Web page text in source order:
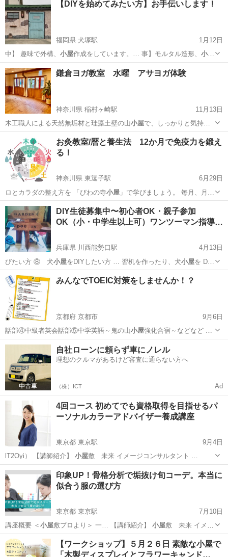
【DIYを始めてみたい方】お手伝いします！
福岡県 犬塚駅
1月12日
中】 趣味で外構、 小屋作成をしています。… 事】モルタル造形、 小屋
作成、外構全般、屋…
福岡 筑後市 犬塚駅 ものづくり DIY
鎌倉ヨガ教室 水曜 アサヨガ体験
神奈川県 稲村ヶ崎駅
11月13日
木工職人による天然無垢材と珪藻土壁の山小屋で、しっかりと気持ち
よく心身を調える少…
神奈川 鎌倉市 稲村ヶ崎駅 ヨガ どんぐり
お灸教室/暦と養生法 12か月で免疫力を鍛え
る！
神奈川県 東逗子駅
6月29日
ロとカラダの整え方を 「びわの寺小屋」で学びましょう。 毎月、月初
め…
神奈川 逗子市 東逗子駅 その他 オンライン
DIY生徒募集中〜初心者OK・親子参加
OK（小・中学生以上可）ワンツーマン指導…
兵庫県 川西能勢口駅
4月13日
びたい方 ⑧ 犬小屋をDIYしたい方 … 習机を作ったり、犬小屋を DIY
したり… 上級者になれば、山小屋をDIYしたり、ウ…
兵庫 川西市 川西能勢口駅 木工 DIY
みんなでTOEIC対策をしませんか！？
京都府 京都市
9月6日
話部④中級者英会話部⑤中学英語～鬼の山小屋強化合宿～などなど ③
放課後Ch…
京都 京都市 TOEIC(R)テスト オンライン
自社ローンに頼らず車にノレル
理想のクルマがあるけど審査に通らない方へ
（株）ICT Ad
4回コース 初めてでも資格取得を目指せるパ
ーソナルカラーアドバイザー養成講座
東京都 東京駅
9月4日
lT2Oyi） 【講師紹介】 小屋敷 未来 イメージコンサルタント …
東京 中央区 東京駅 メイク パーソナルカラー
印象UP！骨格分析で垢抜け旬コーデ。本当に
似合う服の選び方
東京都 東京駅
7月10日
講座概要 ＜ 小屋 敷プロより＞ 一… 【講師紹介】 小屋敷 未来 イメ
ー…
東京 中央区 東京駅 イメージコンサルタント
【ワークショップ】５月２６日 素敵な小屋で
「木製ディスプレイとフラワーキャンド…